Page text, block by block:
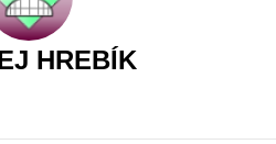
HREBÍK